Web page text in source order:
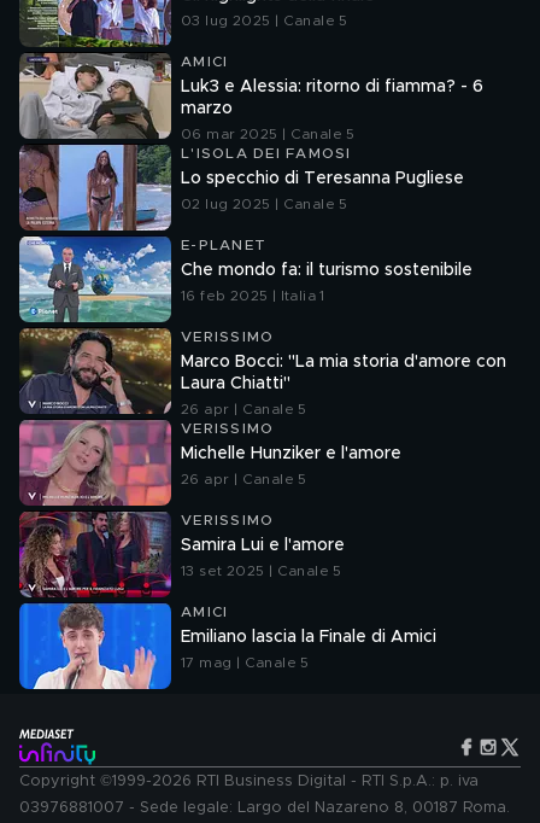
03 lug 2025 | Canale 5
AMICI
Luk3 e Alessia: ritorno di fiamma? - 6
marzo
06 mar 2025 | Canale 5
L'ISOLA DEI FAMOSI
Lo specchio di Teresanna Pugliese
02 lug 2025 | Canale 5
E-PLANET
Che mondo fa: il turismo sostenibile
16 feb 2025 | Italia 1
VERISSIMO
Marco Bocci: "La mia storia d'amore con
Laura Chiatti"
26 apr | Canale 5
VERISSIMO
Michelle Hunziker e l'amore
26 apr | Canale 5
VERISSIMO
Samira Lui e l'amore
13 set 2025 | Canale 5
AMICI
Emiliano lascia la Finale di Amici
17 mag | Canale 5
Copyright ©1999-2026 RTI Business Digital - RTI S.p.A.: p. iva
03976881007 - Sede legale: Largo del Nazareno 8, 00187 Roma.